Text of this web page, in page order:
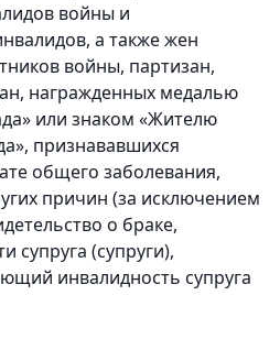
войны и
а также жен
войны, партизан,
награжденных медалью
или знаком «Жителю
признававшихся
общего заболевания,
причин (за исключением
о браке,
супруга (супруги),
инвалидность супруга